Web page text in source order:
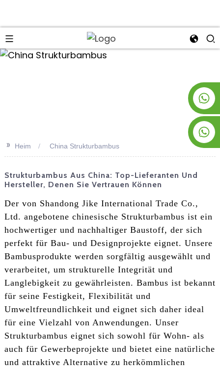
>>
Heim China Strukturbambus
Strukturbambus Aus China: Top-Lieferanten Und
Hersteller, Denen Sie Vertrauen Können
Der von Shandong Jike International Trade Co.,
Ltd. angebotene chinesische Strukturbambus ist ein
hochwertiger und nachhaltiger Baustoff, der sich
perfekt für Bau- und Designprojekte eignet. Unsere
Bambusprodukte werden sorgfältig ausgewählt und
verarbeitet, um strukturelle Integrität und
Langlebigkeit zu gewährleisten. Bambus ist bekannt
für seine Festigkeit, Flexibilität und
Umweltfreundlichkeit und eignet sich daher ideal
für eine Vielzahl von Anwendungen. Unser
Strukturbambus eignet sich sowohl für Wohn- als
auch für Gewerbeprojekte und bietet eine natürliche
und attraktive Alternative zu herkömmlichen